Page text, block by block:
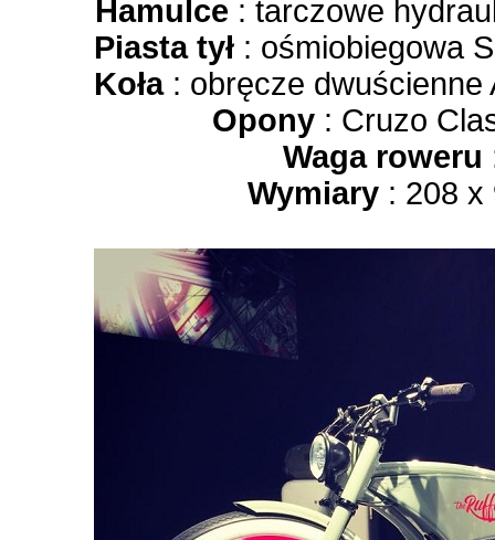
Hamulce : tarczowe
Piasta tył : ośmiobiegowa
Koła: obręcze dwuścienne
Opony : Cruzo
Waga roweru
Wymiary : 208